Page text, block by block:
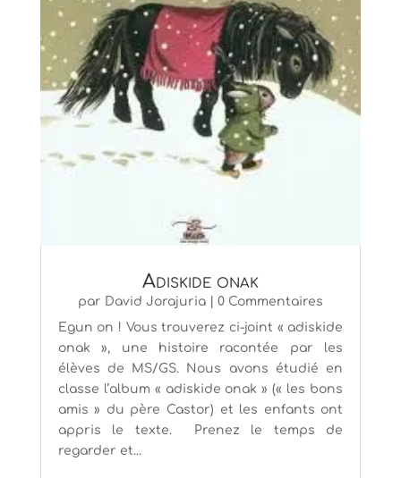
Adiskide onak
par David Jorajuria| 0 Commentaires
Egun on ! Vous trouverez ci-joint « adiskide
onak », une histoire racontée par les
élèves de MS/GS. Nous avons étudié en
classe l’album « adiskide onak » (« les bons
amis » du père Castor) et les enfants ont
appris le texte. Prenez le temps de
regarder et...